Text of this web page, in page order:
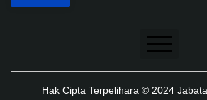
Penafian
Hak Cipta Terpelihara © 2024